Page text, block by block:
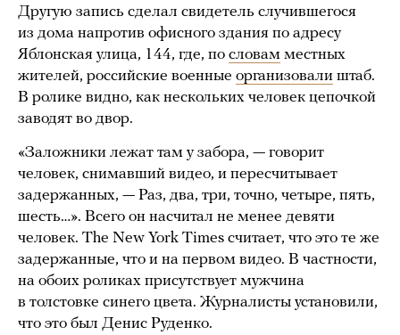
Другую запись сделал свидетель случившегося
из дома напротив офисного здания по адресу
Яблонская улица, 144, где, по словам местных
жителей, российские военные организовали штаб.
В ролике видно, как нескольких человек цепочкой
заводят во двор.
«Заложники лежат там у забора, — говорит
человек, снимавший видео, и пересчитывает
задержанных, — Раз, два, три, точно, четыре, пять,
шесть…». Всего он насчитал не менее девяти
человек. The New York Times считает, что это те же
задержанные, что и на первом видео. В частности,
на обоих роликах присутствует мужчина
в толстовке синего цвета. Журналисты установили,
что это был Денис Руденко.